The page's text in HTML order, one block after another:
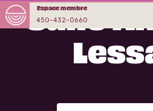
450-432-0660
Espace membre
Salle